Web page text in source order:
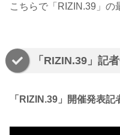
こちらで「RIZIN.39」の
「RIZIN.39」記
「RIZIN.39」開催発表